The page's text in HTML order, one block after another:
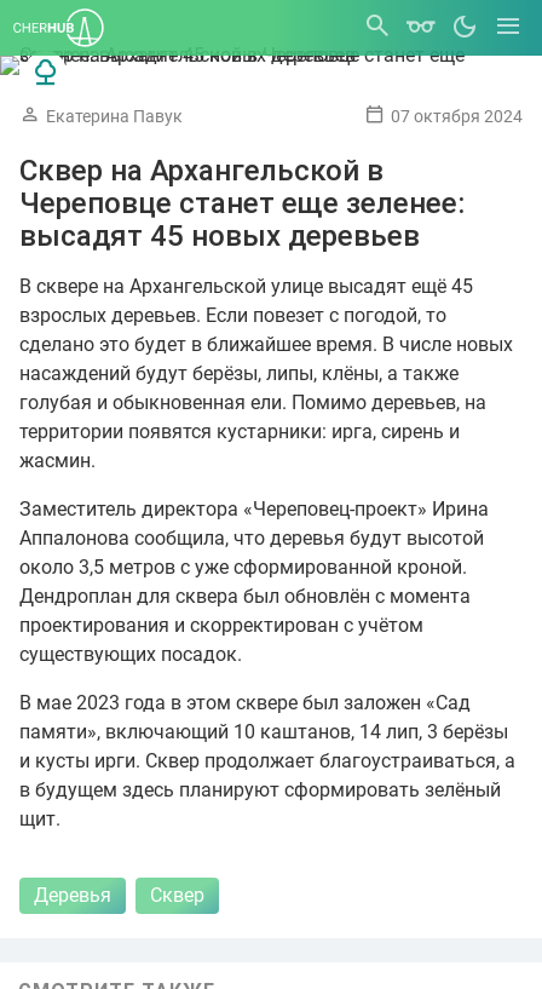
Екатерина Павук 07 октября 2024
Сквер на Архангельской в
Череповце станет еще зеленее:
высадят 45 новых деревьев
В сквере на Архангельской улице высадят ещё 45
взрослых деревьев. Если повезет с погодой, то
сделано это будет в ближайшее время. В числе новых
насаждений будут берёзы, липы, клёны, а также
голубая и обыкновенная ели. Помимо деревьев, на
территории появятся кустарники: ирга, сирень и
жасмин.
Заместитель директора «Череповец-проект» Ирина
Аппалонова сообщила, что деревья будут высотой
около 3,5 метров с уже сформированной кроной.
Дендроплан для сквера был обновлён с момента
проектирования и скорректирован с учётом
существующих посадок.
В мае 2023 года в этом сквере был заложен «Сад
памяти», включающий 10 каштанов, 14 лип, 3 берёзы
и кусты ирги. Сквер продолжает благоустраиваться, а
в будущем здесь планируют сформировать зелёный
щит.
Деревья Сквер